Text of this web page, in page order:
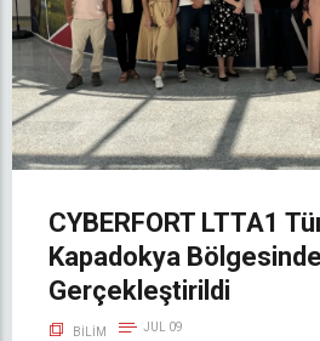
CYBERFORT LTTA1
Kapadokya
Gerçekleştirildi
BILIM JUL 09